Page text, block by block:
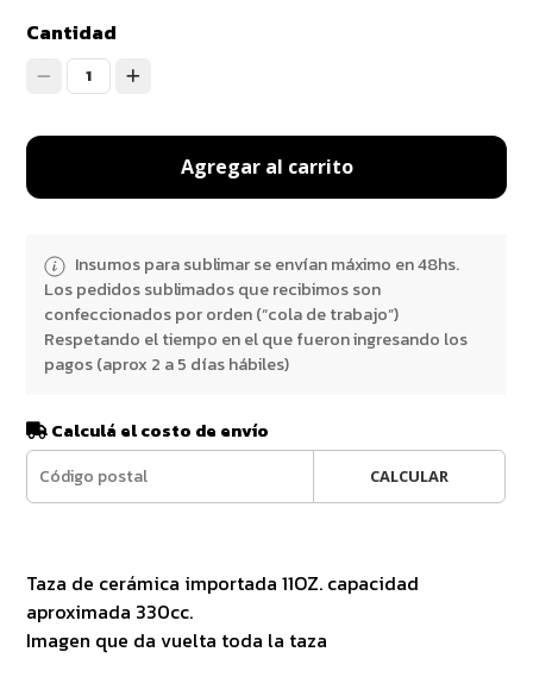
Cantidad
1
Agregar al carrito
Insumos para sublimar se envían máximo en 48hs.
Los pedidos sublimados que recibimos son
confeccionados por orden (“cola de trabajo”)
Respetando el tiempo en el que fueron ingresando los
pagos (aprox 2 a 5 días hábiles)
Calculá el costo de envío
CALCULAR
Taza de cerámica importada 11OZ. capacidad
aproximada 330cc.
Imagen que da vuelta toda la taza